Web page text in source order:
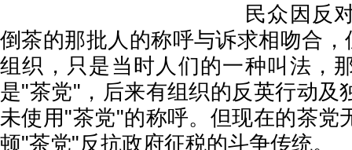
民众因反
倒茶的那批人的称呼与诉求相吻合
组织，只是当时人们的一种叫法，
是"茶党"，后来有组织的反英行动及
未使用"茶党"的称呼。但现在的茶党
顿"茶党"反抗政府征税的斗争传统。